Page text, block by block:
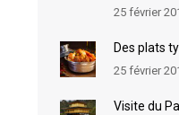
25 février
Des plats
25 février
Visite du